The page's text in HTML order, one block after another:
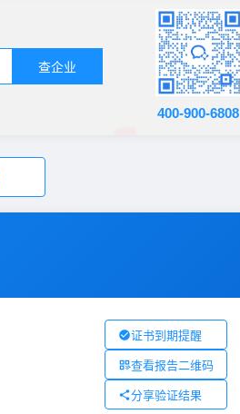
查企业
400-900-6808
证书到期提醒
查看报告二维码
分享验证结果